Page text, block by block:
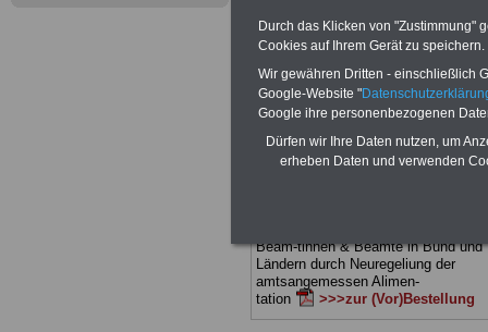
sorgungsrecht (Bund/Länder) sowie
Beihilferecht in Bund und Ländern.
und erläutern auch komplizierte
Sachverhalte ver-ständlich (auch für
Mitarbeiterinnen und Mitarbeiter
Bayerngeeignet).BEHÖRDEN-ABO
hier bestellen
Beam-tinnen & Beamte in Bund und
Ländern durch Neuregeliung der
amtsangemessen Alimen-
tation
>>>zur (Vor)Bestellung
Durch das Klicken von "Zustimmung"
Cookies auf Ihrem Gerät zu speichern.
Wir gewähren Dritten - einschließlich
Google-Website "
Google ihre personenbezogenen
Dürfen wir Ihre Daten nutzen, um
erheben Daten und verwenden